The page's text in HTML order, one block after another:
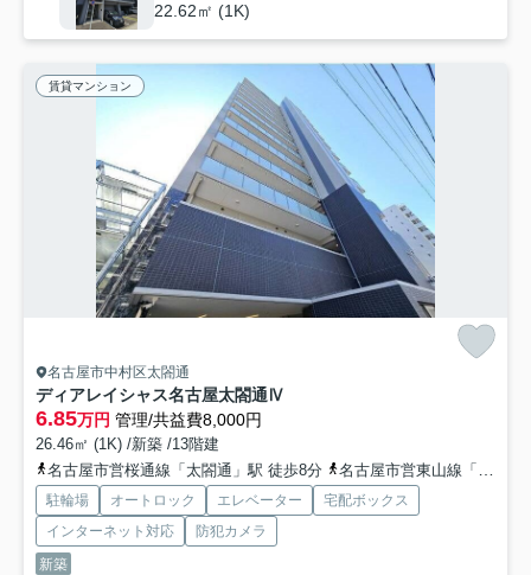
22.62㎡ (1K)
賃貸マンション
名古屋市中村区太閤通
ディアレイシャス名古屋太閤通Ⅳ
6.85万円 管理/共益費8,000円
26.46㎡ (1K) /新築 /13階建
名古屋市営桜通線「太閤通」駅 徒歩8分
名古屋市営東山線「中村日赤」駅 徒歩12分
駐輪場 オートロック エレベーター
宅配ボックス
インターネット対応
防犯カメラ
新築